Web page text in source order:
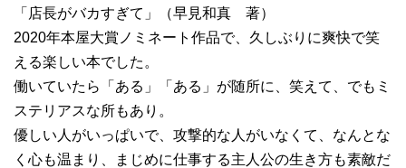
「店長がバカすぎて」（早見和真 著）
2020年本屋大賞ノミネート作品で、久しぶりに爽快で笑
える楽しい本でした。
働いていたら「ある」「ある」が随所に、笑えて、でもミ
ステリアスな所もあり。
優しい人がいっぱいで、攻撃的な人がいなくて、なんとな
く心も温まり、まじめに仕事する主人公の生き方も素敵だ